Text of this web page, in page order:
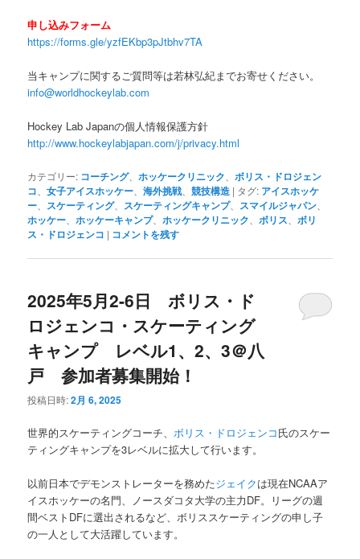
申し込みフォーム
https://forms.gle/yzfEKbp3pJtbhv7TA
当キャンプに関するご質問等は若林弘紀までお寄せください。
info@worldhockeylab.com
Hockey Lab Japanの個人情報保護方針
http://www.hockeylabjapan.com/j/privacy.html
カテゴリー: コーチング、ホッケークリニック
ボリス・ドロジェン
コ 、女子アイスホッケー 、海外挑戦 、競技構造 | タグ: アイスホッケ
ー
スケーティング、 スケーティングキャンプ、 スマイルジャパン
ホッケー 、ホッケーキャンプ、ホッケークリニック ボリス
ボリ
ス・ドロジェンコ | コメントを残す
2025年5月2-6日 ボリス・ド
ロジェンコ・スケーティング
キャンプ レベル1、2、3＠八
戸 参加者募集開始！
投稿日時:2月 6, 2025
世界的スケーティングコーチ、ボリス・ドロジェンコ氏のスケー
ティングキャンプを3レベルに拡大して行います。
以前日本でデモンストレーターを務めたジェイクは現在NCAAア
イスホッケーの名門、ノースダコタ大学の主力DF。リーグの週
間ベストDFに選出されるなど、ボリススケーティングの申し子
の一人として大活躍しています。